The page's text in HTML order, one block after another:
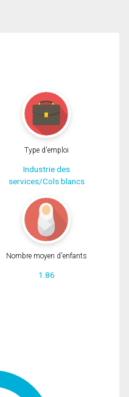
Type d'emploi
Industrie des
services/Cols blancs
Nombre moyen d'enfants
1.86